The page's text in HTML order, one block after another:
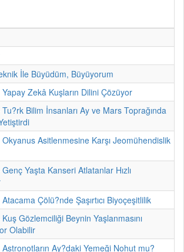
İle Büyüdüm, Büyüyorum
Zekâ Kuşların Dilini Çözüyor
Bilim İnsanları Ay ve Mars Toprağında
Asitlenmesine Karşı Jeomühendislik
Yaşta Kanseri Atlatanlar Hızlı
Çölü?nde Şaşırtıcı Biyoçeşitlilik
Gözlemciliği Beynin Yaşlanmasını
Olabilir
Ay?daki Yemeği Nohut mu?